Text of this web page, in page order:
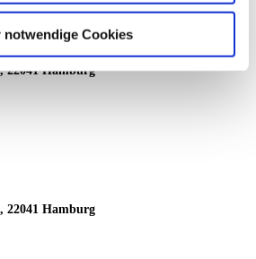
notwendige Cookies
22041 Hamburg
22041 Hamburg